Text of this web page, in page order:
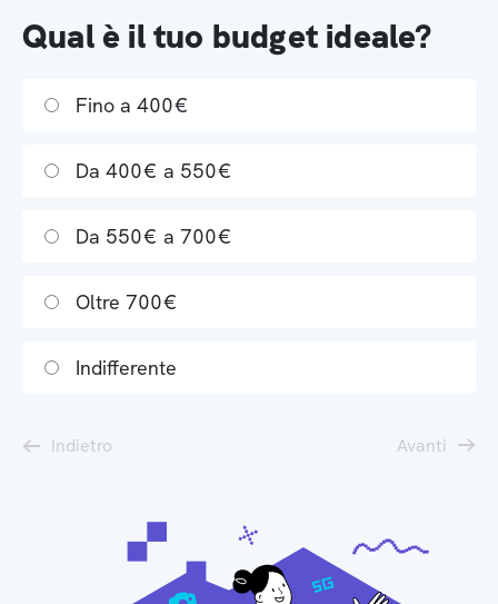
Qual è il tuo budget ideale?
Fino a 400€
Da 400€ a 550€
Da 550€ a 700€
Oltre 700€
Indifferente
Indietro Avanti